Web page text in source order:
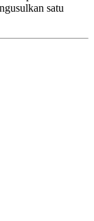
satu